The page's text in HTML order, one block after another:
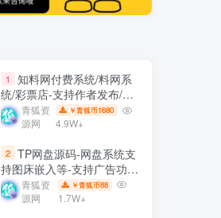
1
知料网付费系统/料网系
统/彩票店-支持作者发布/订
阅/内容付费等
青狐资
源网
￥青狐币1680
4.9W+
2 TP网盘源码-网盘系统支
持图床嵌入等-支持广告功能
等
青狐资
源网
￥青狐币88
1.7W+